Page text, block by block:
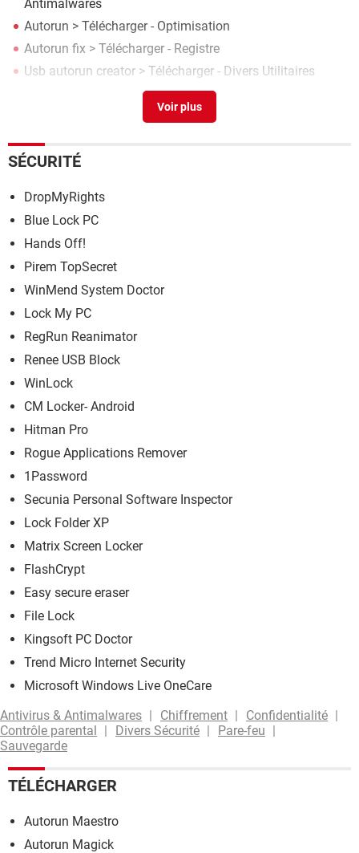
Antimalwares
Autorun > Télécharger - Optimisation
Autorun fix > Télécharger - Registre
Usb autorun creator > Télécharger - Divers Utilitaires
> Télécharger - Pilotes & Matériel
SÉCURITÉ
DropMyRights
Blue Lock PC
Hands Off!
Pirem TopSecret
WinMend System Doctor
Lock My PC
RegRun Reanimator
Renee USB Block
WinLock
CM Locker- Android
Hitman Pro
Rogue Applications Remover
1Password
Secunia Personal Software Inspector
Lock Folder XP
Matrix Screen Locker
FlashCrypt
Easy secure eraser
File Lock
Kingsoft PC Doctor
Trend Micro Internet Security
Microsoft Windows Live OneCare
Antivirus & Antimalwares
Chiffrement
Confidentialité
Contrôle parental
Divers Sécurité
Pare-feu
Sauvegarde
TÉLÉCHARGER
Autorun Maestro
Autorun Magick